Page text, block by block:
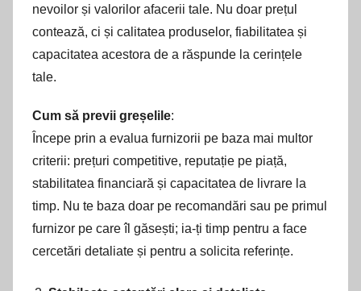
nevoilor și valorilor afacerii tale. Nu doar prețul
contează, ci și calitatea produselor, fiabilitatea și
capacitatea acestora de a răspunde la cerințele
tale.
Cum să previi greșelile:
Începe prin a evalua furnizorii pe baza mai multor
criterii: prețuri competitive, reputație pe piață,
stabilitatea financiară și capacitatea de livrare la
timp. Nu te baza doar pe recomandări sau pe primul
furnizor pe care îl găsești; ia-ți timp pentru a face
cercetări detaliate și pentru a solicita referințe.